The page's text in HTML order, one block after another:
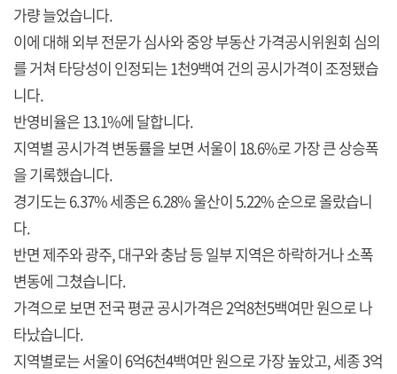
가량 늘었습니다.
이에 대해 외부 전문가 심사와 중앙 부동산 가격공시위원회 심의
를 거쳐 타당성이 인정되는 1천9백여 건의 공시가격이 조정됐습
니다.
반영비율은 13.1%에 달합니다.
지역별 공시가격 변동률을 보면 서울이 18.6%로 가장 큰 상승폭
을 기록했습니다.
경기도는 6.37% 세종은 6.28% 울산이 5.22% 순으로 올랐습니
다.
반면 제주와 광주, 대구와 충남 등 일부 지역은 하락하거나 소폭
변동에 그쳤습니다.
가격으로 보면 전국 평균 공시가격은 2억8천5백여만 원으로 나
타났습니다.
지역별로는 서울이 6억6천4백여만 원으로 가장 높았고, 세종 3억